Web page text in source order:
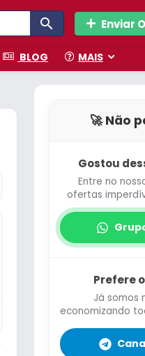
Enviar
BLOG MAIS
🚀 Não
Gostou
Entre no
ofertas
Prefere
Já somos
economizando